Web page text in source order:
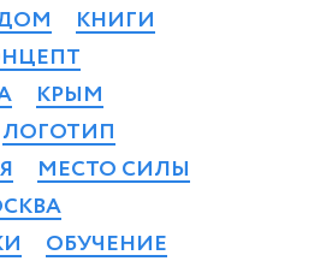
КНИГИ
КРЫМ
ЛОГОТИП
МЕСТО СИЛЫ
ОБУЧЕНИЕ